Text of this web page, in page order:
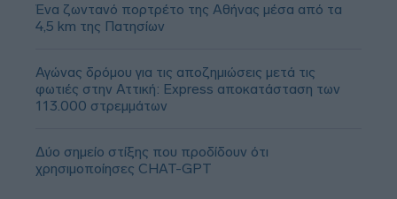
Ένα ζωντανό πορτρέτο της Αθήνας μέσα από τα
4,5 km της Πατησίων
Αγώνας δρόμου για τις αποζημιώσεις μετά τις
φωτιές στην Αττική: Express αποκατάσταση των
113.000 στρεμμάτων
Δύο σημείο στίξης που προδίδουν ότι
χρησιμοποίησες CHAT-GPT